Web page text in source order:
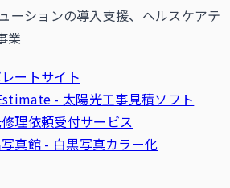
ーションの導入支援、ヘルスケアテ
業
ートサイト
- 太陽光工事見積ソフト
理依頼受付サービス
真館 - 白黒写真カラー化